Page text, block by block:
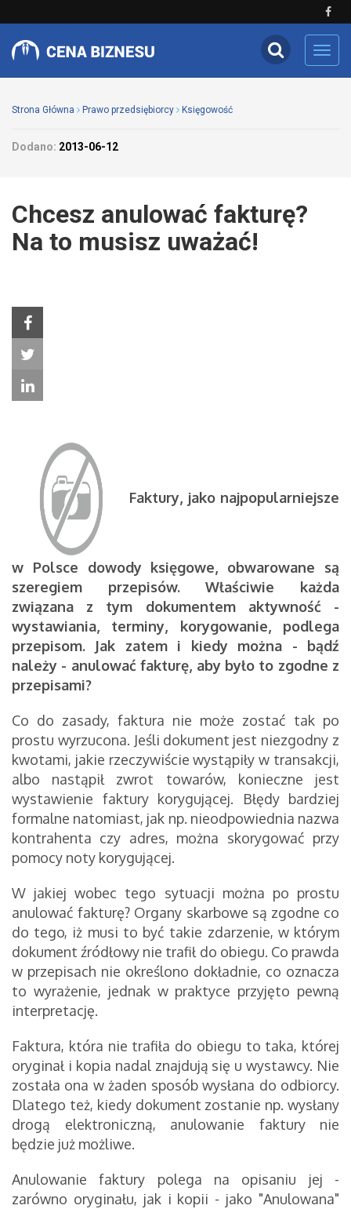
Strona Główna Prawo przedsiębiorcy Księgowość
Dodano: 2013-06-12
Chcesz anulować fakturę?
Na to musisz uważać!
Faktury, jako najpopularniejsze
w Polsce dowody księgowe, obwarowane są
szeregiem przepisów. Właściwie każda
związana z tym dokumentem aktywność -
wystawiania, terminy, korygowanie, podlega
przepisom. Jak zatem i kiedy można - bądź
należy - anulować fakturę, aby było to zgodne z
przepisami?
Co do zasady, faktura nie może zostać tak po
prostu wyrzucona. Jeśli dokument jest niezgodny z
kwotami, jakie rzeczywiście wystąpiły w transakcji,
albo nastąpił zwrot towarów, konieczne jest
wystawienie faktury korygującej. Błędy bardziej
formalne natomiast, jak np. nieodpowiednia nazwa
kontrahenta czy adres, można skorygować przy
pomocy noty korygującej.
W jakiej wobec tego sytuacji można po prostu
anulować fakturę? Organy skarbowe są zgodne co
do tego, iż musi to być takie zdarzenie, w którym
dokument źródłowy nie trafił do obiegu. Co prawda
w przepisach nie określono dokładnie, co oznacza
to wyrażenie, jednak w praktyce przyjęto pewną
interpretację.
Faktura, która nie trafiła do obiegu to taka, której
oryginał i kopia nadal znajdują się u wystawcy. Nie
została ona w żaden sposób wysłana do odbiorcy.
Dlatego też, kiedy dokument zostanie np. wysłany
drogą elektroniczną, anulowanie faktury nie
będzie już możliwe.
Anulowanie faktury polega na opisaniu jej -
zarówno oryginału, jak i kopii - jako "Anulowana"